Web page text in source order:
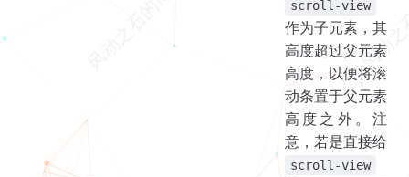
scroll-view
作为子元素，其
高度超过父元素
高度，以便将滚
动条置于父元素
高度之外。注
意，若是直接给
scroll-view